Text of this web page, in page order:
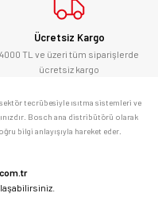
Ücretsiz Kargo
4000 TL ve üzeri tüm siparişlerde
ücretsiz kargo
tecrübesiyle ısıtma sistemleri ve
Bosch ana distribütörü olarak
bilgi anlayışıyla hareket eder.